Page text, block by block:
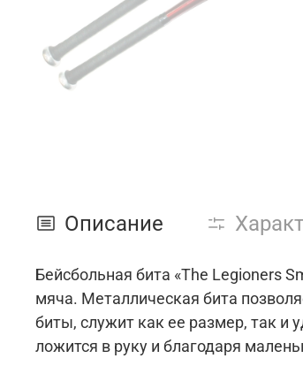
Описание
Бейсбольная бита «The Legioners
мяча. Металлическая бита
биты, служит как ее размер, так и
ложится в руку и благодаря